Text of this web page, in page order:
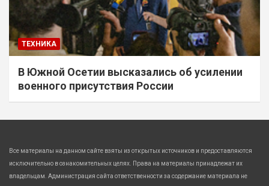
ТЕХНИКА
В Южной Осетии высказались об усилении
военного присутствия России
Все материалы на данном сайте взяты из открытых источников и предоставляются
исключительно в ознакомительных целях. Права на материалы принадлежат их
владельцам. Администрация сайта ответственности за содержание материала не